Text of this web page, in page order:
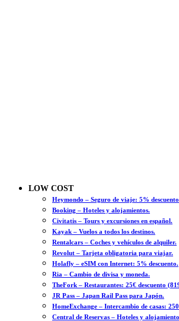
LOW COST
Heymondo – Seguro de viaje: 5%
Booking – Hoteles y alojamientos.
Civitatis – Tours y excursiones en español.
Kayak – Vuelos a todos los destinos.
Rentalcars – Coches y vehículos de alquiler.
Revolut – Tarjeta obligatoria para viajar.
Holafly – eSIM con Internet: 5% descuento.
Ria – Cambio de divisa y moneda.
TheFork – Restaurantes: 25€ descuento
JR Pass – Japan Rail Pass para Japón.
HomeExchange – Intercambio de casas:
Central de Reservas – Hoteles y